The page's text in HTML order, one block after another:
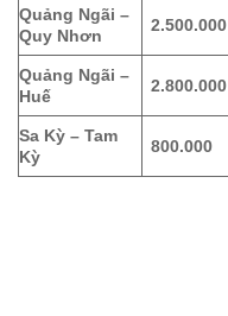
Quảng Ngãi –
Quy Nhơn
2.500.000
Quảng Ngãi –
Huế
2.800.000
Sa Kỳ – Tam
Kỳ
800.000